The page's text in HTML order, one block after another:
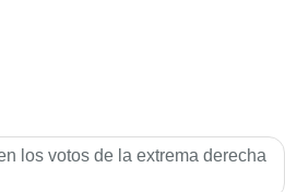
los votos de la extrema derecha